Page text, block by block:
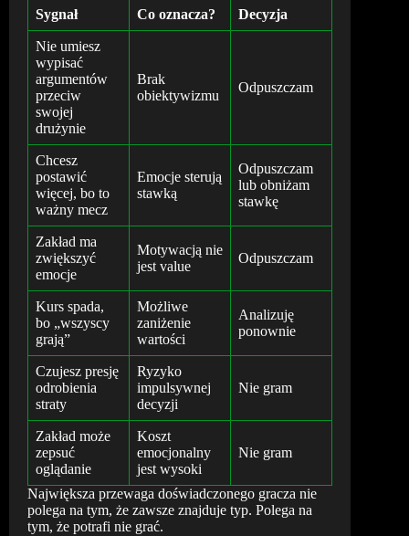
Sygnał Co oznacza? Decyzja
Nie umiesz
wypisać
argumentów
przeciw
swojej
drużynie
Brak
obiektywizmu
Odpuszczam
Chcesz
postawić
więcej, bo to
ważny mecz
Emocje sterują
stawką
Odpuszczam
lub obniżam
stawkę
Zakład ma
zwiększyć
emocje
Motywacją nie
jest value
Odpuszczam
Kurs spada,
bo „wszyscy
grają”
Możliwe
zaniżenie
wartości
Analizuję
ponownie
Czujesz presję
odrobienia
straty
Ryzyko
impulsywnej
decyzji
Nie gram
Zakład może
zepsuć
oglądanie
Koszt
emocjonalny
jest wysoki
Nie gram
Największa przewaga doświadczonego gracza nie
polega na tym, że zawsze znajduje typ. Polega na
tym, że potrafi nie grać.